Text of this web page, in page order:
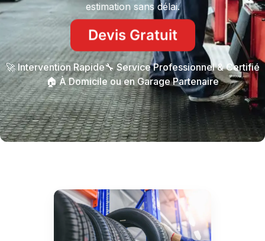
estimation sans délai.
Devis Gratuit
🚀 Intervention Rapide🔧 Service Professionnel & Certifié
🏠 À Domicile ou en Garage Partenaire